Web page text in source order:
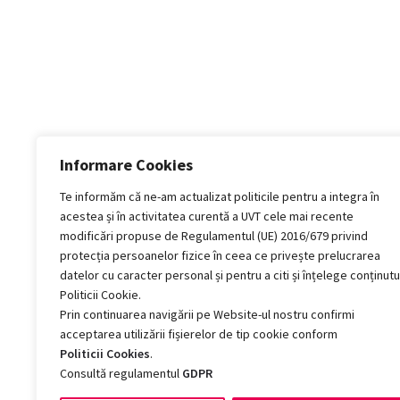
Informare Cookies
Te informăm că ne-am actualizat politicile pentru a integra în
acestea și în activitatea curentă a UVT cele mai recente
modificări propuse de Regulamentul (UE) 2016/679 privind
protecția persoanelor fizice în ceea ce privește prelucrarea
datelor cu caracter personal și pentru a citi și înțelege
Politicii Cookie.
Prin continuarea navigării pe Website-ul nostru confirmi
acceptarea utilizării fișierelor de tip cookie conform
Politicii Cookies.
Consultă regulamentul GDPR